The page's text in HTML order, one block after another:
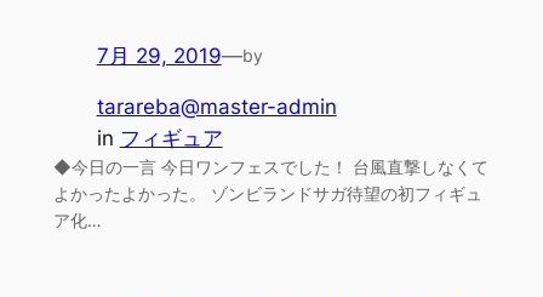
7月 29, 2019—by
tarareba@master-admin
in フィギュア
◆今日の一言 今日ワンフェスでした！ 台風直撃しなくて
よかったよかった。 ゾンビランドサガ待望の初フィギュ
ア化…